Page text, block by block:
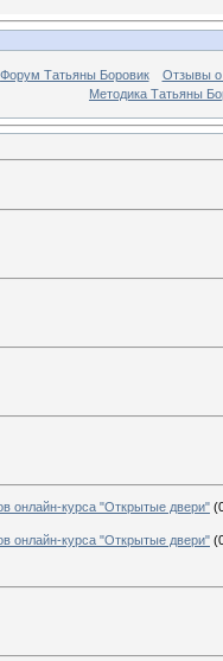
Форум Татьяны Боровик
Отзывы о
Методика Татьяны
онлайн-курса "Открытые двери"
онлайн-курса "Открытые двери"